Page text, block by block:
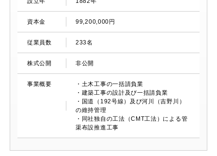
資本金 99,200,000円
従業員数 233名
株式公開 非公開
事業概要
・土木工事の一括請負業
・建築工事の設計及び一括請負業
・国道（192号線）及び河川（吉野川）
の維持管理
・同社独自の工法（CMT工法）による管
渠布設推進工事